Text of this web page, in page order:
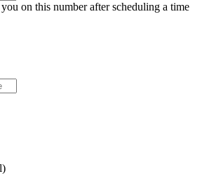
on this number after scheduling a time